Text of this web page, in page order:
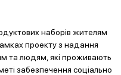
наборів жителям
проекту з надання
та людям, які проживають
забезпечення соціально